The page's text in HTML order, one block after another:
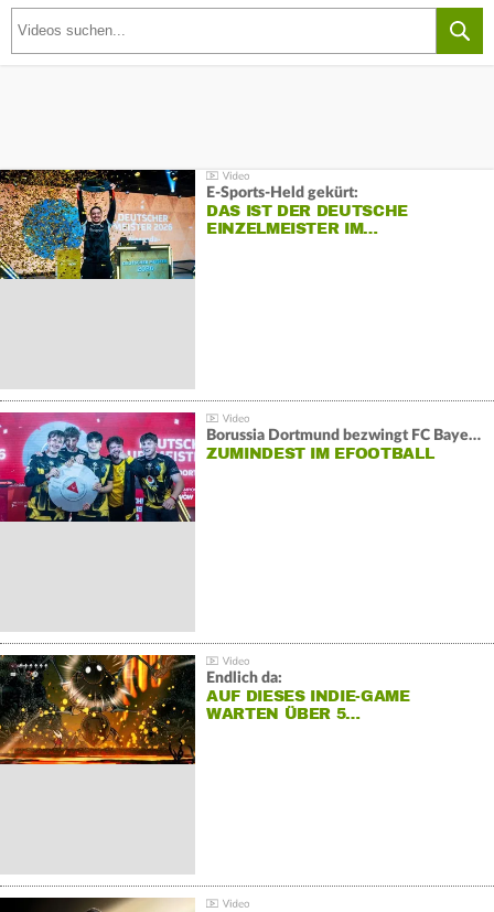
E-Sports-Held gekürt:
DAS IST DER DEUTSCHE
EINZELMEISTER IM…
Borussia Dortmund bezwingt FC Bayern und gewinnt die Meisterschaft
ZUMINDEST IM EFOOTBALL
Endlich da:
AUF DIESES INDIE-GAME
WARTEN ÜBER 5…